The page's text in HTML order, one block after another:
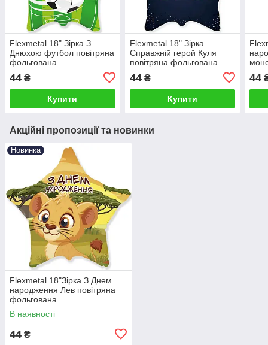
Flexmetal 18" Зірка З
Днюхою футбол повітряна
фольгована
44 ₴
Купити
Flexmetal 18" Зірка
Справжній герой Куля
повітряна фольгована
44₴
Купити
44
Акційні пропозиції та новинки
Новинка
Flexmetal 18"Зірка З Днем
народження Лев повітряна
фольгована
В наявності
44 ₴